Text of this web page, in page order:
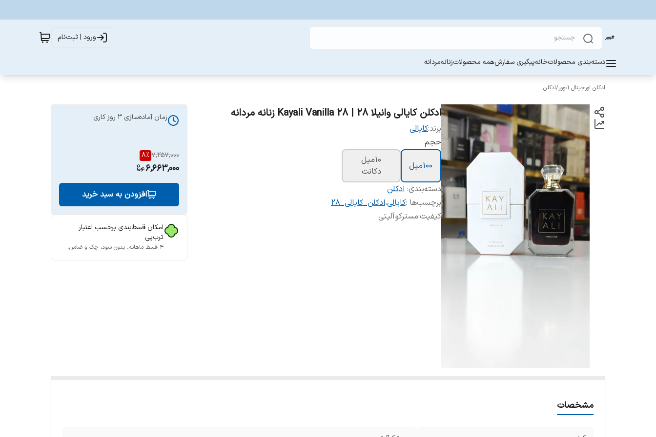
ورود | ثبت‌نام
دسته‌بندی محصولاتخانهپیگیری سفارشهمه محصولاتزنانهمردانه
ادکلن اورجینال آتوور/ادکلن
ادکلن کایالی وانیلا 28 | Kayali Vanilla 28 زنانه مردانه
برند:کایالی
حجم
100میل
10میل
دکانت
دسته‌بندی: ادکلن
برچسب‌ها :کایالی،ادکلن_کایالی_28
کیفیت:مسترکوآلیتی
زمان آماده‌سازی 3 روز کاری
7,257,000
8%
6,663,000
افزودن به سبد خرید
امکان قسط‌بندی برحسب اعتبار
ترب‌پی
۴ قسط ماهانه. بدون سود، چک و ضامن.
مشخصات